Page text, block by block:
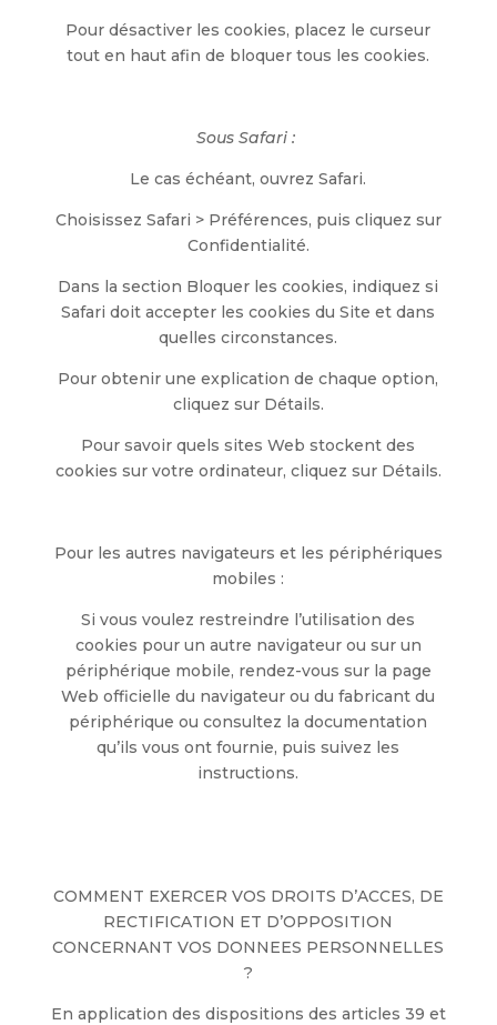
Pour désactiver les cookies, placez le curseur
tout en haut afin de bloquer tous les cookies.
Sous Safari :
Le cas échéant, ouvrez Safari.
Choisissez Safari > Préférences, puis cliquez sur
Confidentialité.
Dans la section Bloquer les cookies, indiquez si
Safari doit accepter les cookies du Site et dans
quelles circonstances.
Pour obtenir une explication de chaque option,
cliquez sur Détails.
Pour savoir quels sites Web stockent des
cookies sur votre ordinateur, cliquez sur Détails.
Pour les autres navigateurs et les périphériques
mobiles :
Si vous voulez restreindre l’utilisation des
cookies pour un autre navigateur ou sur un
périphérique mobile, rendez-vous sur la page
Web officielle du navigateur ou du fabricant du
périphérique ou consultez la documentation
qu’ils vous ont fournie, puis suivez les
instructions.
COMMENT EXERCER VOS DROITS D’ACCES, DE
RECTIFICATION ET D’OPPOSITION
CONCERNANT VOS DONNEES PERSONNELLES
?
En application des dispositions des articles 39 et